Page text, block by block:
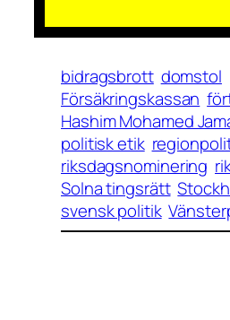
bidragsbrott domstol
Försäkringskassan
Hashim Mohamed
politisk etik
riksdagsnominering
Solna tingsrätt
svensk politik